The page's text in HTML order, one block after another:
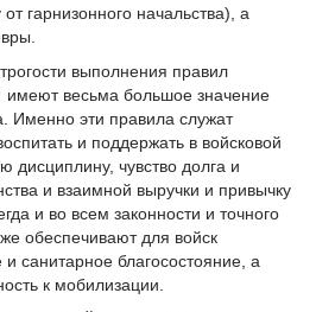
гарнизонного начальства), а
выполнения правил
весьма большое значение
Именно эти правила служат
и поддержать в войсковой
дисциплину, чувство долга и
и взаимной выручки и привычку
и во всем законности и точного
обеспечивают для войск
санитарное благосостояние, а
к мобилизации.